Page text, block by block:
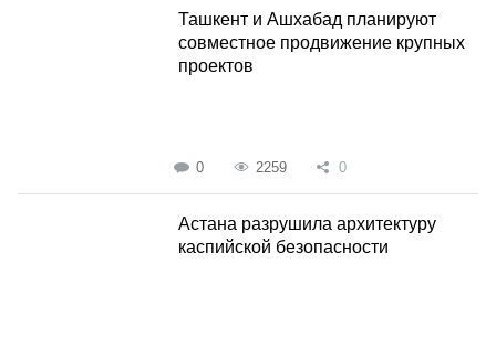
Ташкент и Ашхабад планируют
совместное продвижение крупных
проектов
0 2259 0
Астана разрушила архитектуру
каспийской безопасности